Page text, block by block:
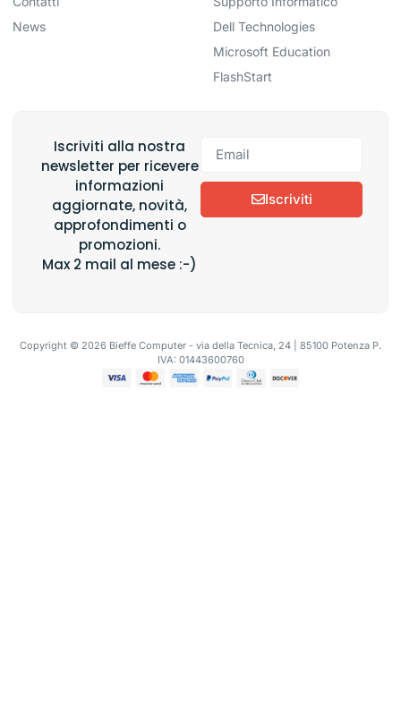
News
Dell Technologies
Microsoft Education
FlashStart
Iscriviti alla nostra
newsletter per ricevere
informazioni
aggiornate, novità,
approfondimenti o
promozioni.
Max 2 mail al mese :-)
Iscriviti
Copyright © 2026 Bieffe Computer - via della Tecnica, 24 | 85100 Potenza P.
IVA: 01443600760